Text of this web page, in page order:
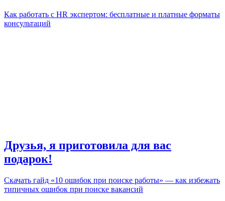
Как работать с HR экспертом: бесплатные и платные форматы
консультаций
Друзья, я приготовила для вас
подарок!
Скачать гайд «10 ошибок при поиске работы» — как избежать
типичных ошибок при поиске вакансий